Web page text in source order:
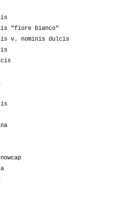
"fiore bianco"
v. nominis dulcis